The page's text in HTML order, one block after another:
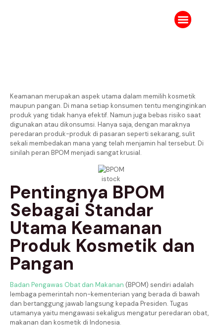
Keamanan merupakan aspek utama dalam memilih kosmetik
maupun pangan. Di mana setiap konsumen tentu menginginkan
produk yang tidak hanya efektif. Namun juga bebas risiko saat
digunakan atau dikonsumsi. Hanya saja, dengan maraknya
peredaran produk-produk di pasaran seperti sekarang, sulit
sekali membedakan mana yang telah menjamin hal tersebut. Di
sinilah peran BPOM menjadi sangat krusial.
istock
Pentingnya BPOM
Sebagai Standar
Utama Keamanan
Produk Kosmetik dan
Pangan
Badan Pengawas Obat dan Makanan (BPOM) sendiri adalah
lembaga pemerintah non-kementerian yang berada di bawah
dan bertanggung jawab langsung kepada Presiden. Tugas
utamanya yaitu mengawasi sekaligus mengatur peredaran obat,
makanan dan kosmetik di Indonesia.